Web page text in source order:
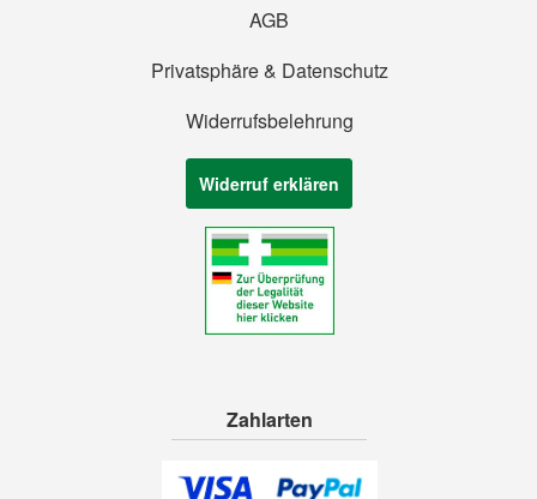
AGB
Privatsphäre & Datenschutz
Widerrufsbelehrung
Widerruf erklären
Zahlarten